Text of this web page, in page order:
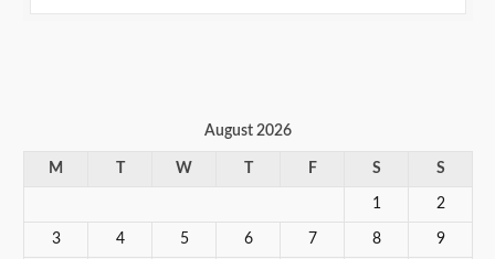
August 2026
M T W T F S S
1 2
3 4 5 6 7 8 9